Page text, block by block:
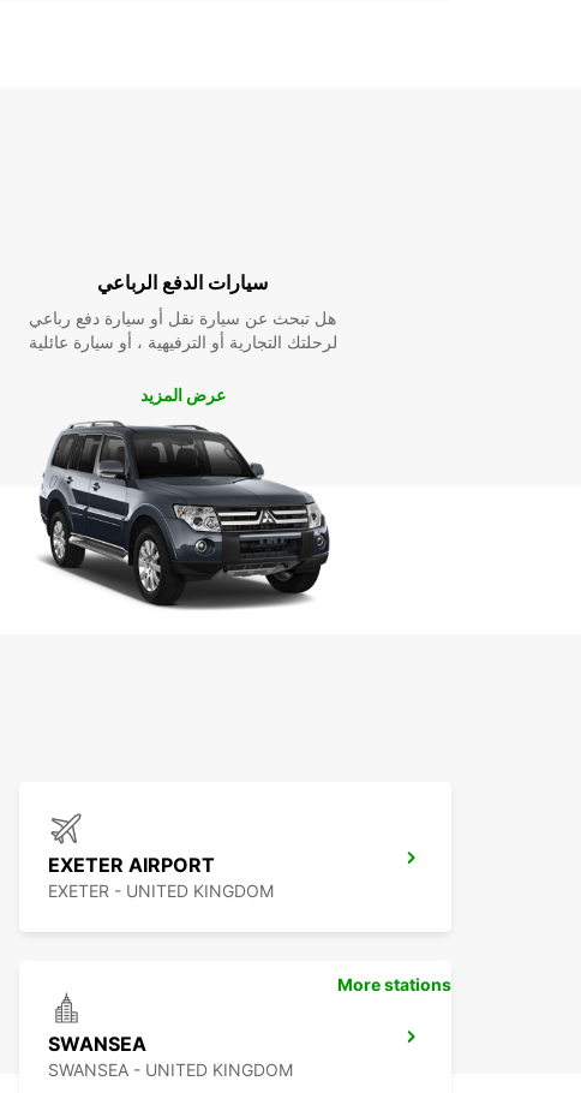
سيارات الدفع الرباعي
هل تبحث عن سيارة نقل أو سيارة دفع رباعي
لرحلتك التجارية أو الترفيهية ، أو سيارة عائلية
عرض المزيد
EXETER AIRPORT
EXETER - UNITED KINGDOM
SWANSEA
SWANSEA - UNITED KINGDOM
More stations